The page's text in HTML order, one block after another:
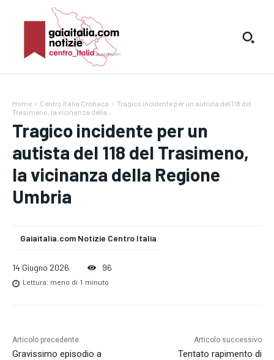
Home Centro Italia Cronaca
Tragico incidente per un autista del 118 del
Trasimeno, la vicinanza della...
Tragico incidente per un
autista del 118 del Trasimeno,
la vicinanza della Regione
Umbria
Gaiaitalia.com Notizie Centro Italia
14 Giugno 2026 96
Lettura: meno di 1 minuto
Articolo precedente
Gravissimo episodio a
Articolo successivo
Tentato rapimento di